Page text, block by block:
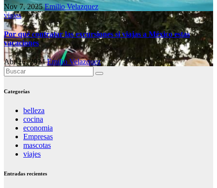
Nov 7, 2025Emilio Velazquez
viajes
Por qué contratar las excursiones si viajas a México estas
vacaciones
Abr 26, 2024Emilio Velazquez
Categorías
belleza
cocina
economia
Empresas
mascotas
viajes
Entradas recientes